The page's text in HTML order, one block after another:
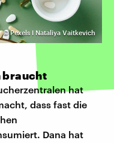
©Pexels I Nataliya Vaitkevich
braucht
hat
dass fast die
Dana hat